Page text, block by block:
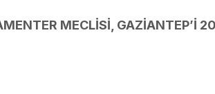
MECLİSİ, GAZİANTEP’İ